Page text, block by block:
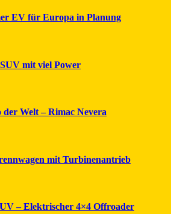
EV für Europa in Planung
mit viel Power
der Welt – Rimac Nevera
mit Turbinenantrieb
– Elektrischer 4×4 Offroader